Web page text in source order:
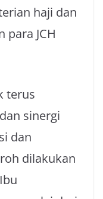
haji dan
JCH
terus
sinergi
dan
dilakukan